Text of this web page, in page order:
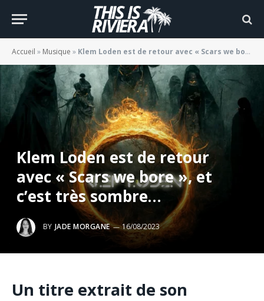
Accueil » Musique » Klem Loden est de retour avec « Scars we bore », et c’est très sombre…
Klem Loden est de retour
avec « Scars we bore », et
c’est très sombre…
BY JADE MORGANE 16/08/2023
Un titre extrait de son